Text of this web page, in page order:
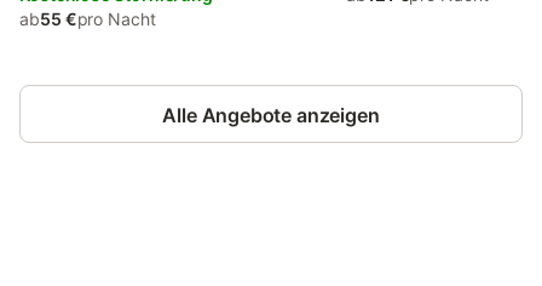
ab55 €pro Nacht
Alle Angebote anzeigen